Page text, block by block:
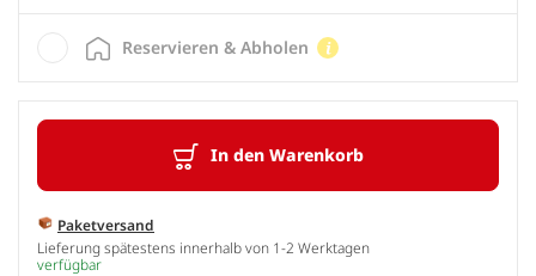
In den Warenkorb
Paketversand
Lieferung spätestens innerhalb von 1-2 Werktagen
verfügbar
Reservieren & Abholen